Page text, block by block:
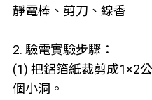
靜電棒、剪刀、線香
2. 驗電實驗步驟：
(1) 把鋁箔紙裁剪成1×2
個小洞。